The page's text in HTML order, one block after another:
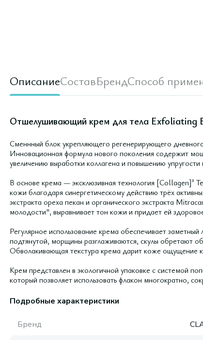
ОписаниеСоставБрендСпособ
Отшелушивающий крем для тела Exfoliating
Сменнный блок укрепляющего регенерирующего
Инновационная формула нового поколения содержит
увеличению выработки коллагена и повышению упругости
В основе крема — эксклюзивная технология [Collagen]³
кожи благодаря синергетическому действию трёх
экстракта ореха пекан и органического экстракта
молодости", выравнивает тон кожи и придает ей
Регулярное использование крема обеспечивает
подтянутой, морщины разглаживаются, скулы обретают
Обволакивающая текстура крема дарит коже ощущение
Крем представлен в экологичной упаковке с системой
который позволяет использовать флакон многократно,
Подробные характеристики
Бренд